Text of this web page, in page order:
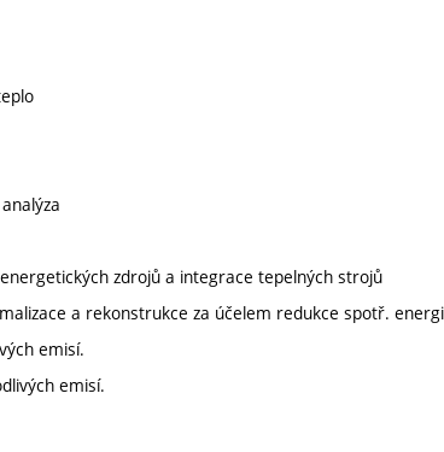
zdrojů a integrace tepelných strojů
a rekonstrukce za účelem redukce spotř.
emisí.
emisí.